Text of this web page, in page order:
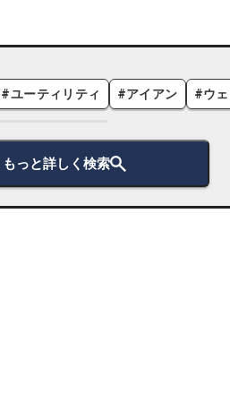
#ユーティリティ #アイアン #ウ
もっと詳しく検索